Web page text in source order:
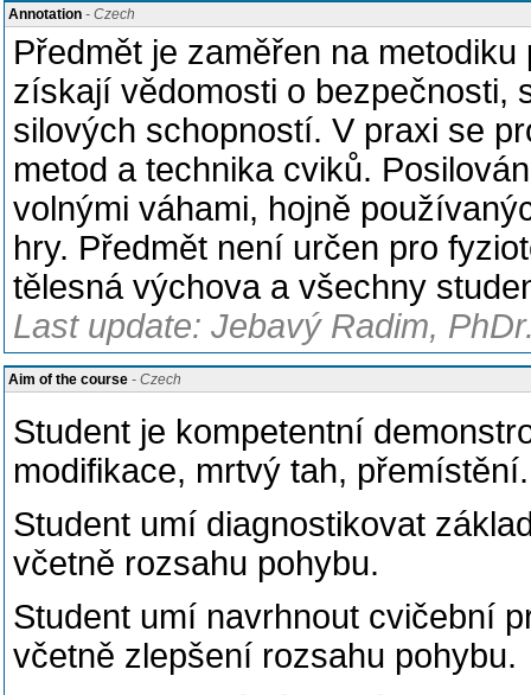
Annotation - Czech
Předmět je zaměřen na
získají vědomosti o bezpečnosti,
silových schopností. V praxi se
metod a technika cviků.
volnými váhami, hojně
hry. Předmět není určen pro
tělesná výchova a všechny
Last update: Jebavý Radim,
Aim of the course - Czech
Student je kompetentní
modifikace, mrtvý tah,
Student umí diagnostikovat
včetně rozsahu pohybu.
Student umí navrhnout cvičební
včetně zlepšení rozsahu pohybu.